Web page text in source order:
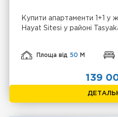
Купити апартаменти 1+1 у
Hayat Sitesi у районі
Площа від 50 М
139